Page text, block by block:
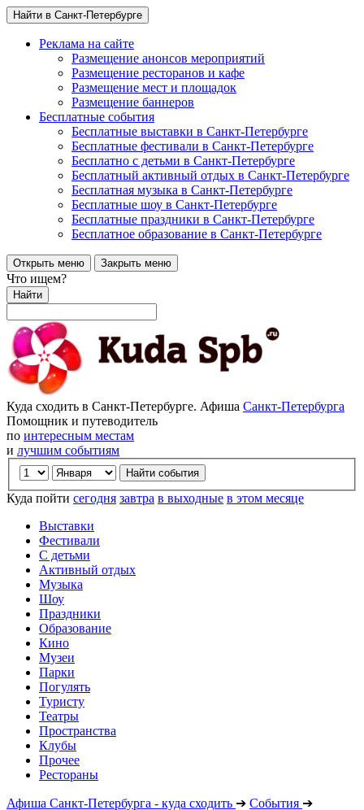
Найти в Санкт-Петербурге
Реклама на сайте
Размещение анонсов мероприятий
Размещение ресторанов и кафе
Размещение мест и площадок
Размещение баннеров
Бесплатные события
Бесплатные выставки в Санкт-Петербурге
Бесплатные фестивали в Санкт-Петербурге
Бесплатно с детьми в Санкт-Петербурге
Бесплатный активный отдых в Санкт-Петербурге
Бесплатная музыка в Санкт-Петербурге
Бесплатные шоу в Санкт-Петербурге
Бесплатные праздники в Санкт-Петербурге
Бесплатное образование в Санкт-Петербурге
Открыть меню Закрыть меню
Что ищем?
Найти
Куда сходить в Санкт-Петербурге. Афиша Санкт-Петербурга
Помощник и путеводитель
по интересным местам
и лучшим событиям
Куда пойти сегодня завтра в выходные в этом месяце
Выставки
Фестивали
С детьми
Активный отдых
Музыка
Шоу
Праздники
Образование
Кино
Музеи
Парки
Погулять
Туристу
Театры
Пространства
Клубы
Прочее
Рестораны
Афиша Санкт-Петербурга - куда сходить ➔ События ➔